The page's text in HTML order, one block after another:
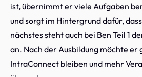
ist, übernimmt er viele Aufgaben
und sorgt im Hintergrund dafür,
nächstes steht auch bei Ben Teil 1
an. Nach der Ausbildung möchte er
IntraConnect bleiben und mehr